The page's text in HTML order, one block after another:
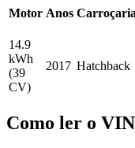
Motor Anos Carroçaria
14.9
kWh
(39
CV)
2017 Hatchback
Como ler o